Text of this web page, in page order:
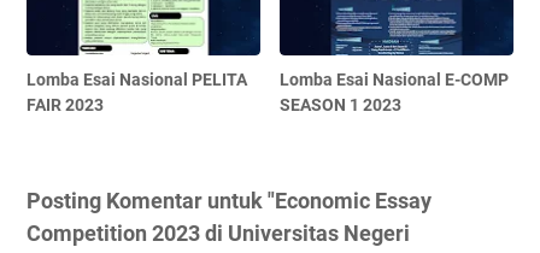
Lomba Esai Nasional PELITA
FAIR 2023
Lomba Esai Nasional E-COMP
SEASON 1 2023
Posting Komentar untuk "Economic Essay
Competition 2023 di Universitas Negeri